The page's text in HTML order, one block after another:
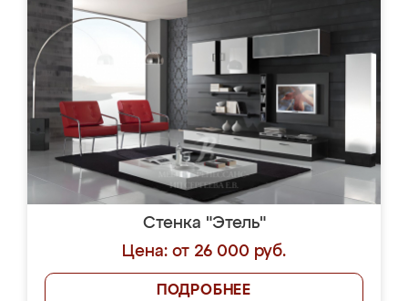
Стенка "Этель"
Цена: от 26 000 руб.
ПОДРОБНЕЕ